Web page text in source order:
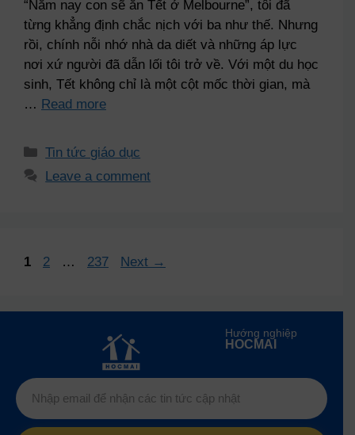
“Năm nay con sẽ ăn Tết ở Melbourne”, tôi đã
từng khẳng định chắc nịch với ba như thế. Nhưng
rồi, chính nỗi nhớ nhà da diết và những áp lực
nơi xứ người đã dẫn lối tôi trở về. Với một du học
sinh, Tết không chỉ là một cột mốc thời gian, mà
… Read more
Tin tức giáo dục
Leave a comment
1 2 … 237 Next →
Hướng nghiệp
HOCMAI